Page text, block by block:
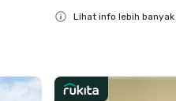
Lihat info lebih banyak